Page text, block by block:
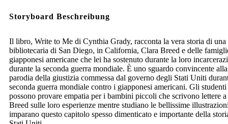
Storyboard Beschreibung
Il libro, Write to Me di Cynthia Grady, racconta la vera storia di una
bibliotecaria di San Diego, in California, Clara Breed e delle
giapponesi americane che lei ha sostenuto durante la loro
durante la seconda guerra mondiale. È uno sguardo convincente alla
parodia della giustizia commessa dal governo degli Stati Uniti
seconda guerra mondiale contro i giapponesi americani. Gli studenti
possono provare empatia per i bambini piccoli che scrivono lettere
Breed sulle loro esperienze mentre studiano le bellissime
imparano questo capitolo spesso dimenticato e importante della